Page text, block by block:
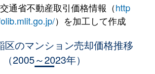
2,200万円 星置
徒歩6分
1,300万円 稲穂
通省不動産取引価格情報（http
）を加工して作成
区のマンション売却価格推移
（2005～2023年）